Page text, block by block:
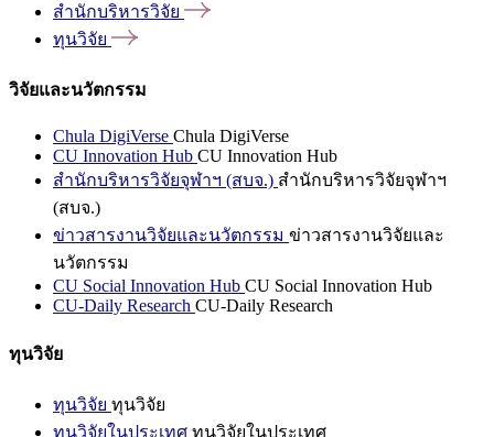
สำนักบริหารวิจัย
ทุนวิจัย
วิจัยและนวัตกรรม
Chula DigiVerse Chula DigiVerse
CU Innovation Hub CU Innovation Hub
สำนักบริหารวิจัยจุฬาฯ (สบจ.) สำนักบริหารวิจัยจุฬาฯ
(สบจ.)
ข่าวสารงานวิจัยและนวัตกรรม ข่าวสารงานวิจัยและ
นวัตกรรม
CU Social Innovation Hub CU Social Innovation Hub
CU-Daily Research CU-Daily Research
ทุนวิจัย
ทุนวิจัย ทุนวิจัย
ทุนวิจัยในประเทศ ทุนวิจัยในประเทศ